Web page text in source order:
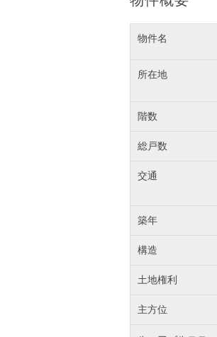
物件名
所在地
階数
総戸数
交通
築年
構造
土地権利
主方位